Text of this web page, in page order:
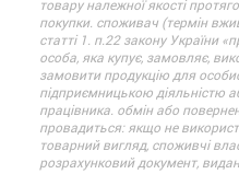
товару належної якості
покупки. споживач (термін
статті 1. п.22 закону України
особа, яка купує, замовляє,
замовити продукцію для
підприємницькою діяльністю
працівника. обмін або
провадиться: якщо не
товарний вигляд, споживчі
розрахунковий документ,